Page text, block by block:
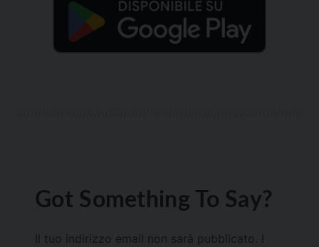
Got Something To Say?
Il tuo indirizzo email non sarà pubblicato.